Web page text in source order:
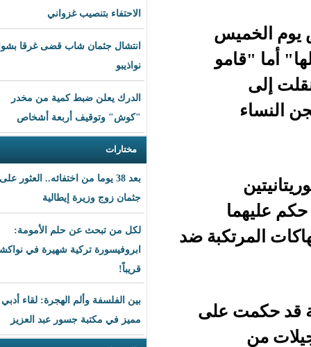
الاحتفاء بتنصيب غزواني
انتشال جثمان شاب قضى غرقا بشواطئ
نواذيبو
الدرك يعلن ضبط كمية من مخدر
"كوش" وتوقيف أربعة أشخاص
بعد 38 يوما من اختفائه.. العثور على
جثمان زوج وزيرة إيطالية
لكل من تبحث عن حلم الأمومة:
ابروفيسورة تركية شهيرة في نواكشوط
بين الفلسفة وألم الهجرة: لقاء أدبي
مميز في مكتبة جسور عبد العزيز
ضد